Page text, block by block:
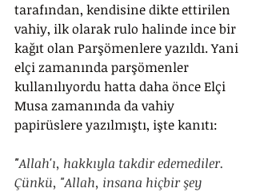
tarafından, kendisine dikte ettirilen
vahiy, ilk olarak rulo halinde ince bir
kağıt olan Parşömenlere yazıldı. Yani
elçi zamanında parşömenler
kullanılıyordu hatta daha önce Elçi
Musa zamanında da vahiy
papirüslere yazılmıştı, işte kanıtı:
"Allah'ı, hakkıyla takdir edemediler.
Çünkü, "Allah, insana hiçbir şey